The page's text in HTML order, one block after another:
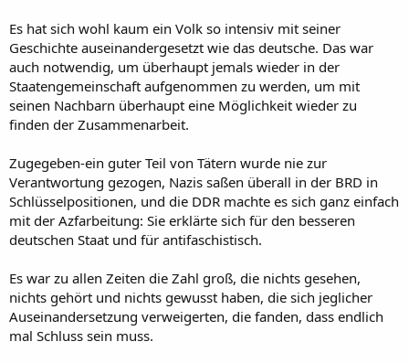
Es hat sich wohl kaum ein Volk so intensiv mit seiner
Geschichte auseinandergesetzt wie das deutsche. Das war
auch notwendig, um überhaupt jemals wieder in der
Staatengemeinschaft aufgenommen zu werden, um mit
seinen Nachbarn überhaupt eine Möglichkeit wieder zu
finden der Zusammenarbeit.
Zugegeben-ein guter Teil von Tätern wurde nie zur
Verantwortung gezogen, Nazis saßen überall in der BRD in
Schlüsselpositionen, und die DDR machte es sich ganz einfach
mit der Azfarbeitung: Sie erklärte sich für den besseren
deutschen Staat und für antifaschistisch.
Es war zu allen Zeiten die Zahl groß, die nichts gesehen,
nichts gehört und nichts gewusst haben, die sich jeglicher
Auseinandersetzung verweigerten, die fanden, dass endlich
mal Schluss sein muss.